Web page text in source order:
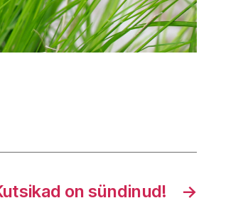
→
on sündinud!